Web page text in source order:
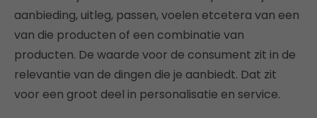
aanbieding, uitleg, passen, voelen etcetera van een
van die producten of een combinatie van
producten. De waarde voor de consument zit in de
relevantie van de dingen die je aanbiedt. Dat zit
voor een groot deel in personalisatie en service.